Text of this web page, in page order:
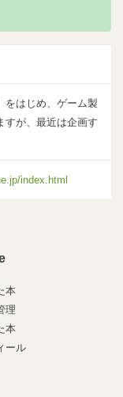
をはじめ、ゲーム製
すが、最近は企画す
index.html
本
理
本
ール